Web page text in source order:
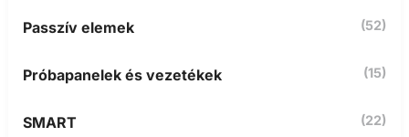
Passzív elemek (52)
Próbapanelek és vezetékek (15)
SMART (22)